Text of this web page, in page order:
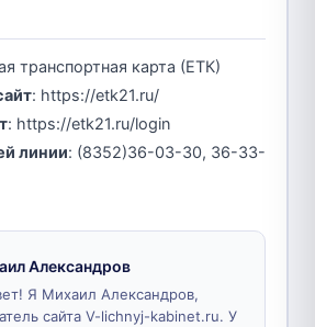
транспортная карта (ЕТК)
: https://etk21.ru/
: https://etk21.ru/login
линии: (8352)36-03-30, 36-33-
Александров
Я Михаил Александров,
сайта V-lichnyj-kabinet.ru. У